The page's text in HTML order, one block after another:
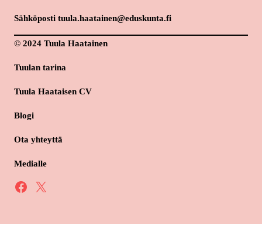
Sähköposti tuula.haatainen@eduskunta.fi
© 2024 Tuula Haatainen
Tuulan tarina
Tuula Haataisen CV
Blogi
Ota yhteyttä
Medialle
Facebook X